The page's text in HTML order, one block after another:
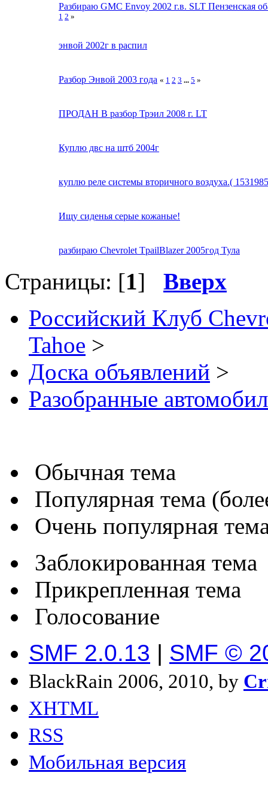
Разбираю GMC Envoy 2002 г.в. SLT Пензенская
1 2 »
энвой 2002г в распил
Разбор Энвой 2003 года « 1 2 3 ... 5 »
ПРОДАН В разбор Трэил 2008 г. LT
Куплю двс на штб 2004г
куплю реле системы вторичного воздуха.(
Ищу сиденья серые кожаные!
разбираю Chevrolet TpailBlazer 2005год Тула
Страницы: [1] Вверх
Российский Клуб
Tahoe >
Доска объявлений >
Разобранные
Обычная тема
Популярная тема
Очень популярная
Заблокированная тема
Прикрепленная тема
Голосование
SMF 2.0.13 | SMF ©
BlackRain 2006, 2010, by
XHTML
RSS
Мобильная версия